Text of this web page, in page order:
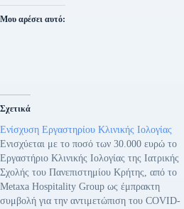
Μου αρέσει αυτό:
Σχετικά
Ενίσχυση Εργαστηρίου Κλινικής Ιολογίας
Ενισχύεται με το ποσό των 30.000 ευρώ το
Εργαστήριο Κλινικής Ιολογίας της Ιατρικής
Σχολής του Πανεπιστημίου Κρήτης, από το
Metaxa Hospitality Group ως έμπρακτη
συμβολή για την αντιμετώπιση του COVID-